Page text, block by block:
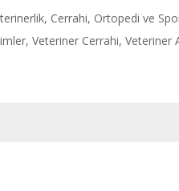
Cerrahi, Ortopedi ve
Veteriner Cerrahi,